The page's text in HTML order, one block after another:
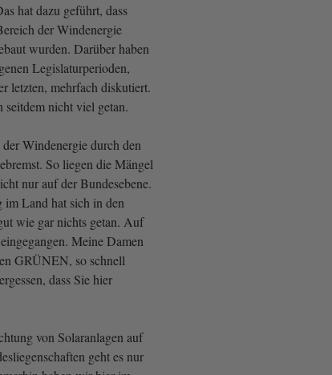
hat dazu geführt, dass
der Windenergie
wurden. Darüber haben
Legislaturperioden,
letzten, mehrfach diskutiert.
seitdem nicht viel getan.
Windenergie durch den
So liegen die Mängel
nur auf der Bundesebene.
Land hat sich in den
wie gar nichts getan. Auf
Meine Damen
GRÜNEN, so schnell
dass Sie hier
von Solaranlagen auf
geht es nur